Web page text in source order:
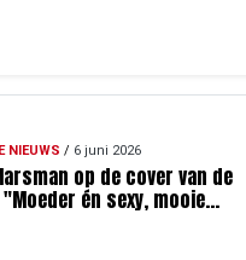
NIEUWS / 6 juni 2026
op de cover van de
"Moeder én sexy, mooie